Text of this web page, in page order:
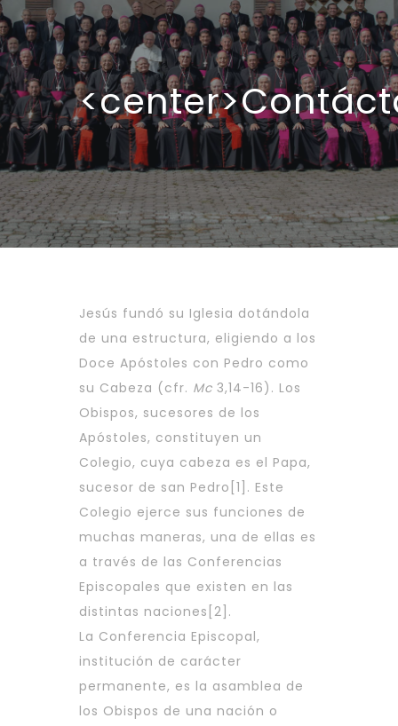
Jesús fundó su Iglesia dotándola
de una estructura, eligiendo a los
Doce Apóstoles con Pedro como
su Cabeza (cfr. Mc 3,14-16). Los
Obispos, sucesores de los
Apóstoles, constituyen un
Colegio, cuya cabeza es el Papa,
sucesor de san Pedro [1] . Este
Colegio ejerce sus funciones de
muchas maneras, una de ellas es
a través de las Conferencias
Episcopales que existen en las
distintas naciones [2] .
La Conferencia Episcopal,
institución de carácter
permanente, es la asamblea de
los Obispos de una nación o